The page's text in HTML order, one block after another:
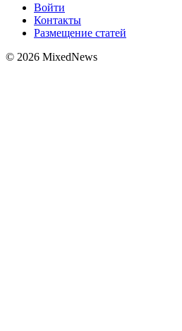
Войти
Контакты
Размещение статей
© 2026 MixedNews